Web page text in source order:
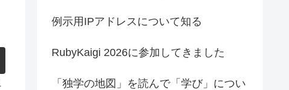
例示用IPアドレスについて知る
RubyKaigi 2026に参加してきました
「独学の地図」を読んで「学び」につい